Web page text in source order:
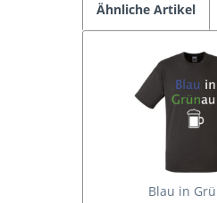
Ähnliche Artikel
Blau in